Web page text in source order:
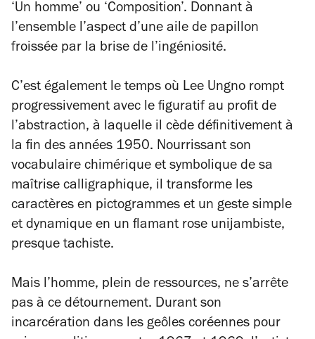
‘Un homme’ ou ‘Composition’. Donnant à
l’ensemble l’aspect d’une aile de papillon
froissée par la brise de l’ingéniosité.
C’est également le temps où Lee Ungno rompt
progressivement avec le figuratif au profit de
l’abstraction, à laquelle il cède définitivement à
la fin des années 1950. Nourrissant son
vocabulaire chimérique et symbolique de sa
maîtrise calligraphique, il transforme les
caractères en pictogrammes et un geste simple
et dynamique en un flamant rose unijambiste,
presque tachiste.
Mais l’homme, plein de ressources, ne s’arrête
pas à ce détournement. Durant son
incarcération dans les geôles coréennes pour